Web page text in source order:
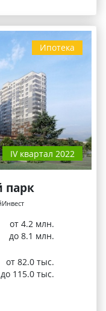
Ипотека
IV квартал 2022
парк
от 4.2 млн.
до 8.1 млн.
от 82.0 тыс.
до 115.0 тыс.